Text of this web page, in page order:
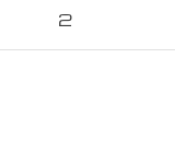
2